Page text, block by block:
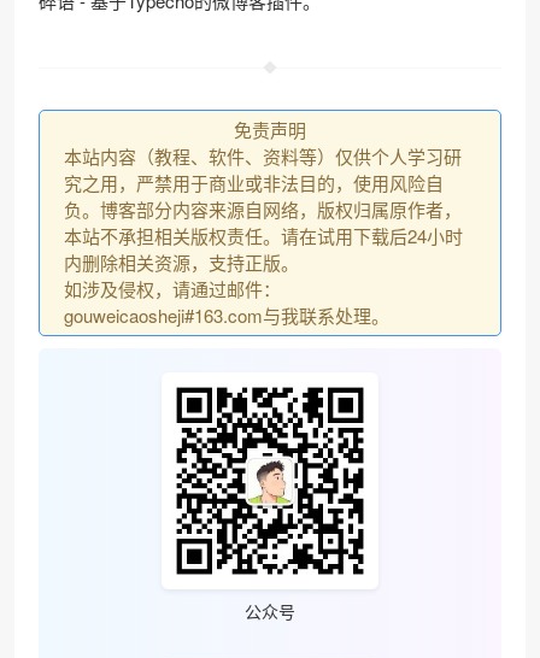
免责声明
本站内容（教程、软件、资料等）仅供个人学习研
究之用，严禁用于商业或非法目的，使用风险自
负。博客部分内容来源自网络，版权归属原作者，
本站不承担相关版权责任。请在试用下载后24小时
内删除相关资源，支持正版。
如涉及侵权，请通过邮件：
gouweicaosheji#163.com与我联系处理。
公众号